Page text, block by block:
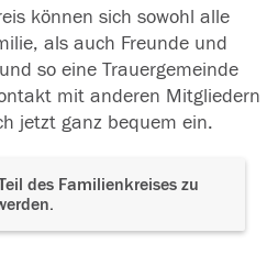
können sich sowohl alle
als auch Freunde und
so eine Trauergemeinde
mit anderen Mitgliedern
jetzt ganz bequem ein.
des Familienkreises zu